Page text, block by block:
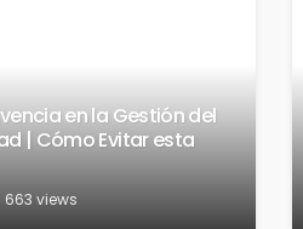
en la Gestión del
| Cómo Evitar esta
663 views